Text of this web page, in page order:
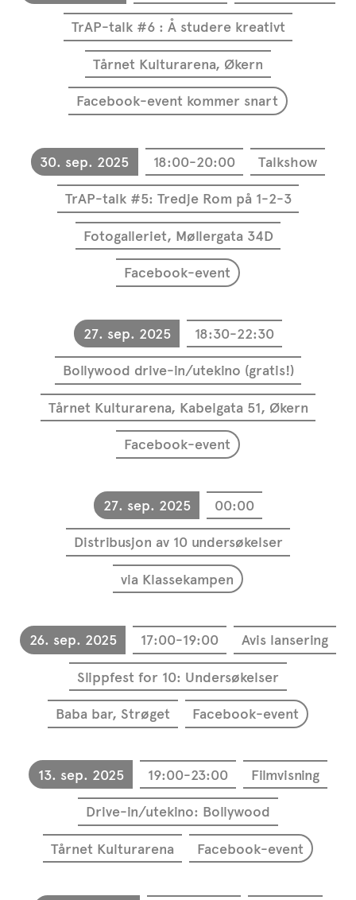
TrAP-talk #6 : Å studere kreativt
Tårnet Kulturarena, Økern
Facebook-event kommer snart
30. sep. 2025 18:00-20:00 Talkshow
TrAP-talk #5: Tredje Rom på 1-2-3
Fotogalleriet, Møllergata 34D
Facebook-event
27. sep. 2025 18:30-22:30
Bollywood drive-in/utekino (gratis!)
Tårnet Kulturarena, Kabelgata 51, Økern
Facebook-event
27. sep. 2025 00:00
Distribusjon av 10 undersøkelser
via Klassekampen
26. sep. 2025 17:00-19:00 Avis lansering
Slippfest for 10: Undersøkelser
Baba bar, Strøget Facebook-event
13. sep. 2025 19:00-23:00 Filmvisning
Drive-in/utekino: Bollywood
Tårnet Kulturarena Facebook-event